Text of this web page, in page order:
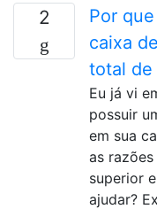
2
Por
caixa
total de
Eu já vi
possuir
em sua
as
superior
ajudar?